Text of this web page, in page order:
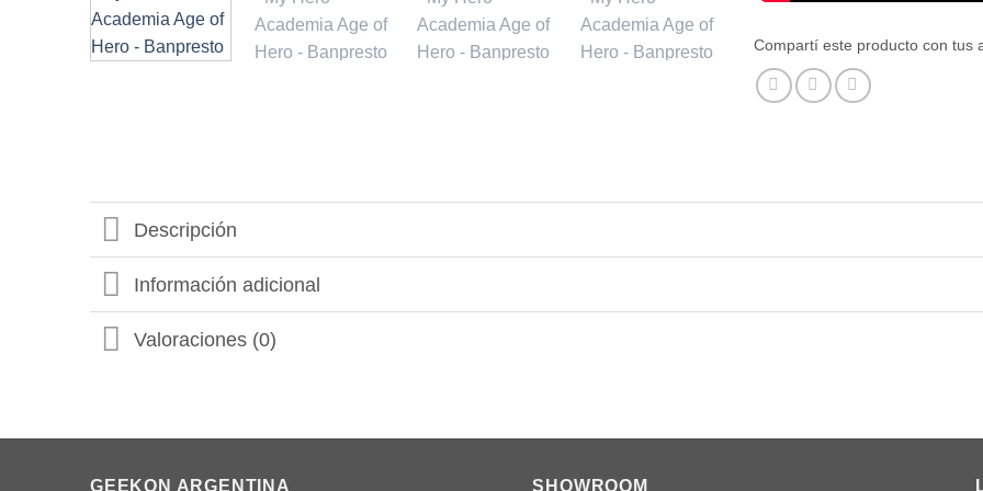
Compartí este producto con tus
Descripción
Información adicional
Valoraciones (0)
GEEKON ARGENTINA SHOWROOM